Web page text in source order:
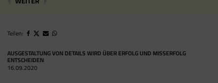
Teilen:
AUSGESTALTUNG VON DETAILS WIRD ÜBER ERFOLG UND MISSERFOLG
ENTSCHEIDEN
16.09.2020